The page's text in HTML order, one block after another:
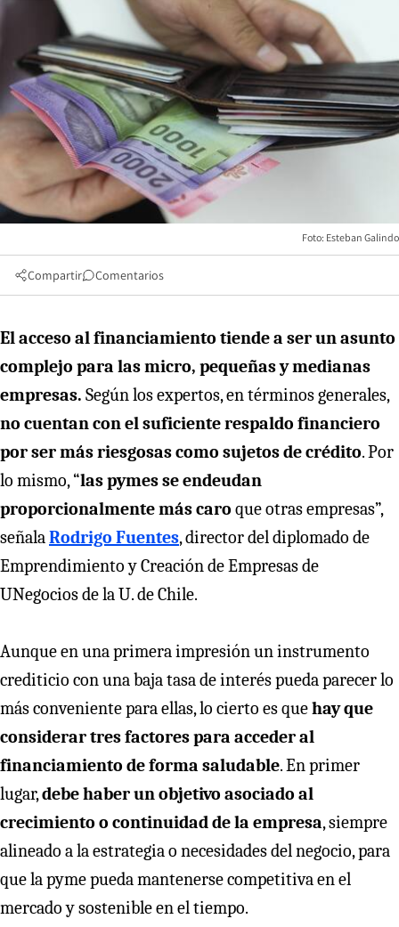
Foto: Esteban Galindo
Compartir Comentarios
El acceso al financiamiento tiende a ser un asunto
complejo para las micro, pequeñas y medianas
empresas. Según los expertos, en términos generales,
no cuentan con el suficiente respaldo financiero
por ser más riesgosas como sujetos de crédito. Por
lo mismo, “las pymes se endeudan
proporcionalmente más caro que otras empresas”,
señalaRodrigo Fuentes, director del diplomado de
Emprendimiento y Creación de Empresas de
UNegocios de la U. de Chile.
Aunque en una primera impresión un instrumento
crediticio con una baja tasa de interés pueda parecer lo
más conveniente para ellas, lo cierto es quehay que
considerar tres factores para acceder al
financiamiento de forma saludable. En primer
lugar,debe haber un objetivo asociado al
crecimiento o continuidad de la empresa, siempre
alineado a la estrategia o necesidades del negocio, para
que la pyme pueda mantenerse competitiva en el
mercado y sostenible en el tiempo.